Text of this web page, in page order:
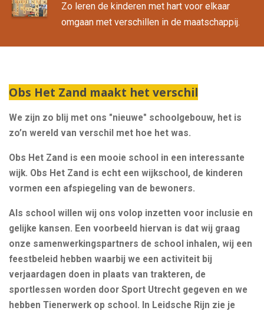
Zo leren de kinderen met hart voor elkaar
omgaan met verschillen in de maatschappij.
Obs Het Zand maakt het verschil
We zijn zo blij met ons "nieuwe" schoolgebouw, het is
zo’n wereld van verschil met hoe het was.
Obs Het Zand is een mooie school in een interessante
wijk. Obs Het Zand is echt een wijkschool, de kinderen
vormen een afspiegeling van de bewoners.
Als school willen wij ons volop inzetten voor inclusie en
gelijke kansen. Een voorbeeld hiervan is dat wij graag
onze samenwerkingspartners de school inhalen, wij een
feestbeleid hebben waarbij we een activiteit bij
verjaardagen doen in plaats van trakteren, de
sportlessen worden door Sport Utrecht gegeven en we
hebben Tienerwerk op school. In Leidsche Rijn zie je